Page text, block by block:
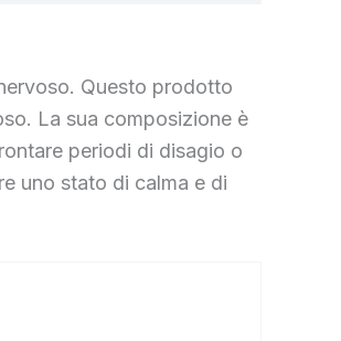
Questo prodotto
La sua composizione è
periodi di disagio o
uno stato di calma e di